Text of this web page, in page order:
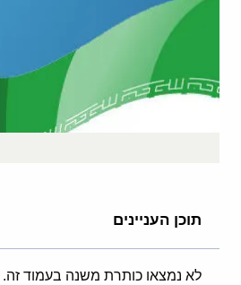
תוכן העניינים
לא נמצאו כותרת משנה בעמוד זה.